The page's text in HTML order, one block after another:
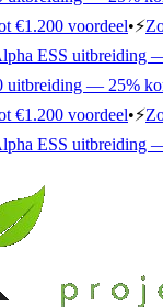
€1.200 voordeel•⚡
ESS uitbreiding
uitbreiding — 25%
€1.200 voordeel•⚡
ESS uitbreiding